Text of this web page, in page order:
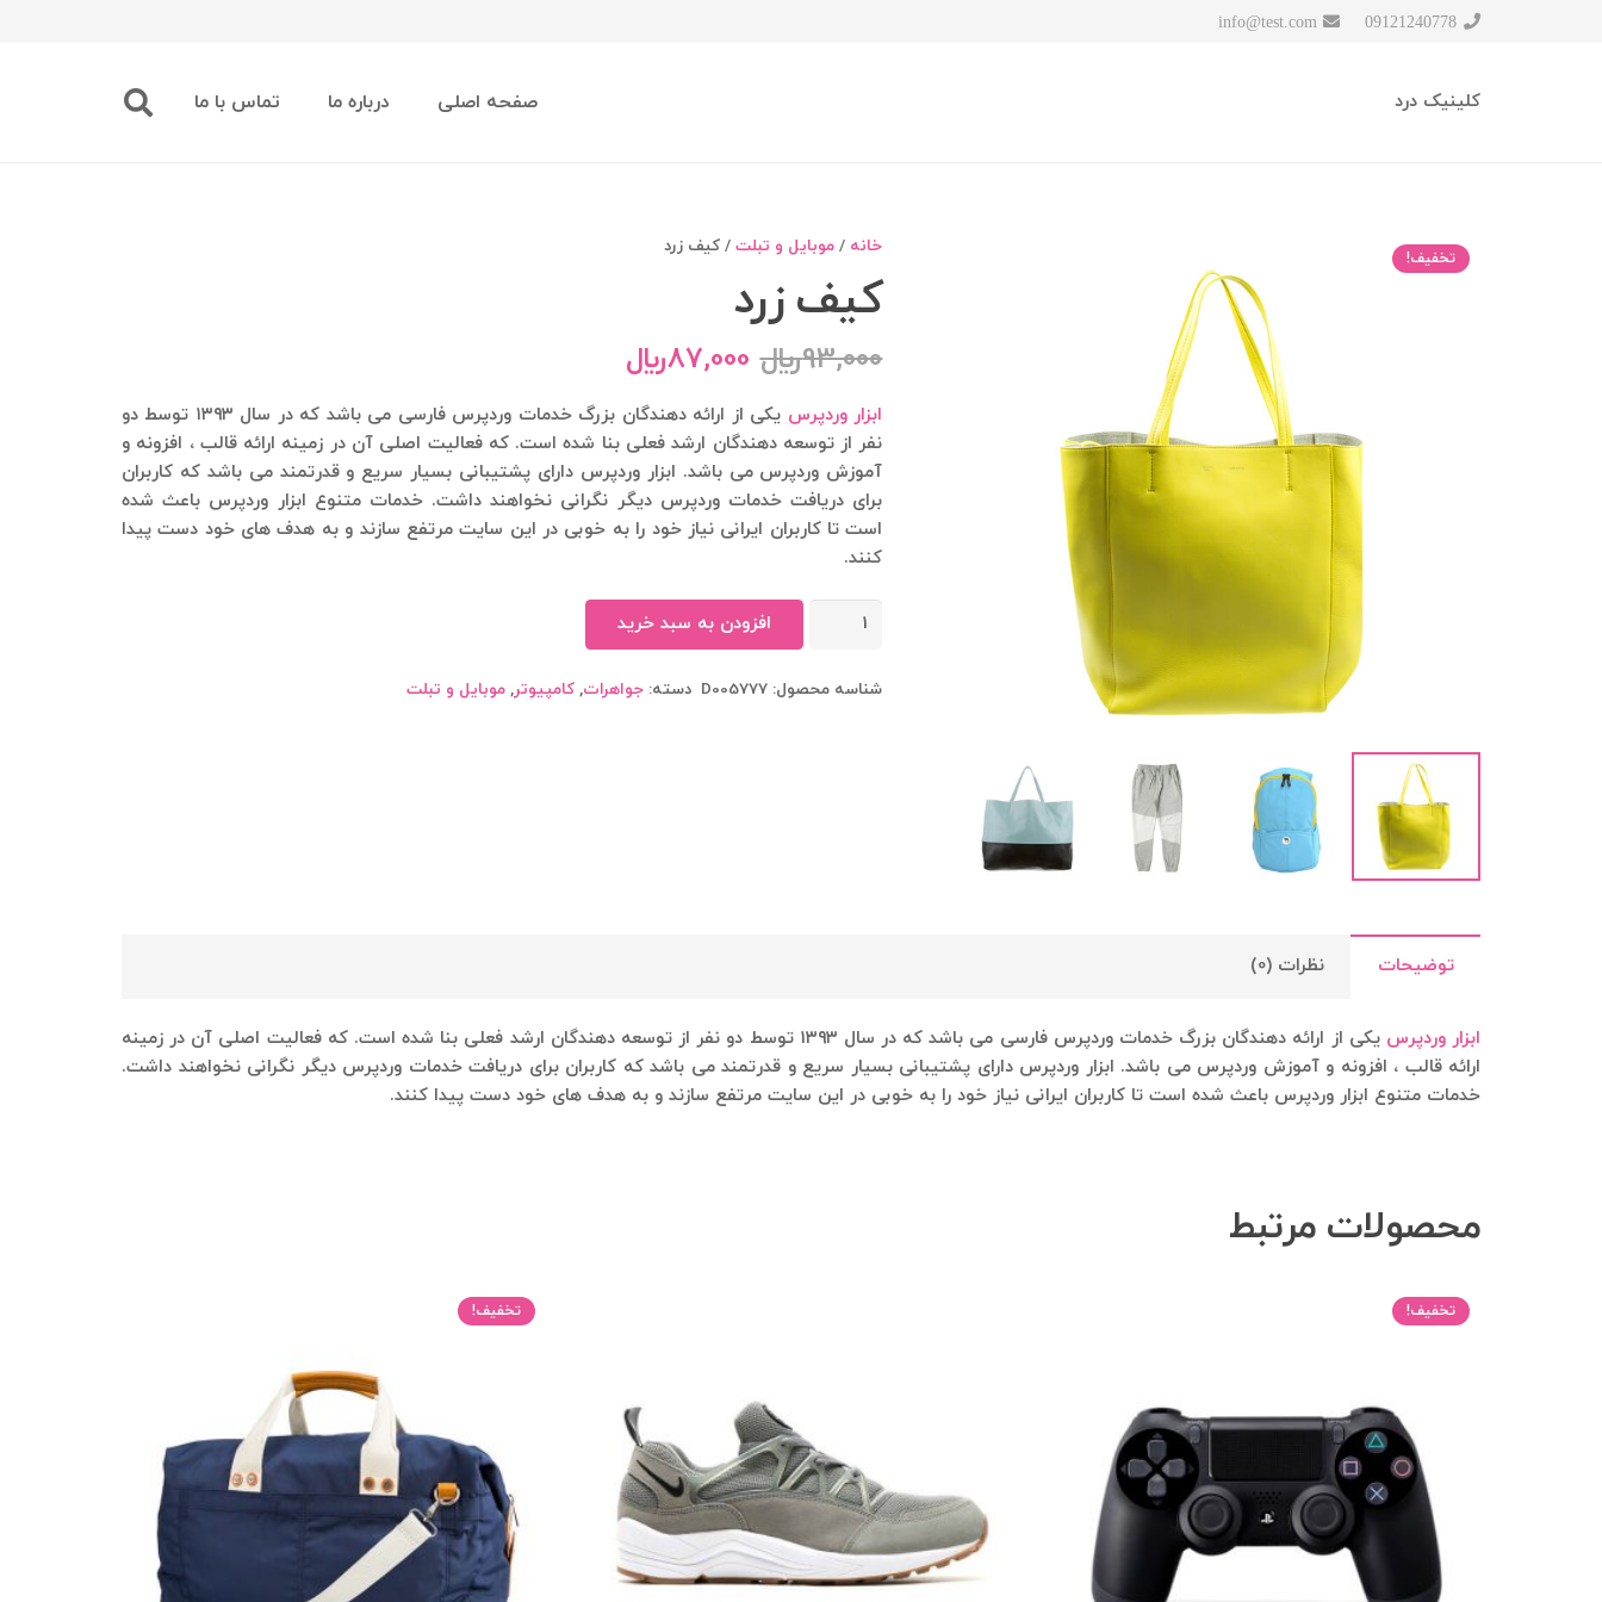
09121240778
info@test.com
کلینیک درد صفحه اصلی درباره ما تماس با ما
تخفیف!
خانه / موبایل و تبلت/ کیف زرد
کیف زرد
93,000﷼ 87,000﷼
ابزار وردپرس
یکی از ارائه دهندگان بزرگ خدمات وردپرس فارسی می باشد که در سال ۱۳۹۳ توسط دو
نفر از توسعه دهندگان ارشد فعلی بنا شده است. که فعالیت اصلی آن در زمینه ارائه قالب ، افزونه و
آموزش وردپرس می باشد. ابزار وردپرس دارای پشتیبانی بسیار سریع و قدرتمند می باشد که کاربران
برای دریافت خدمات وردپرس دیگر نگرانی نخواهند داشت. خدمات متنوع ابزار وردپرس باعث شده
است تا کاربران ایرانی نیاز خود را به خوبی در این سایت مرتفع سازند و به هدف های خود دست پیدا
کنند.
کیف
افزودن به سبد خرید
شناسه محصول: D005777 دسته:جواهرات,کامپیوتر,موبایل و تبلت
توضیحات نظرات (0)
ابزار وردپرس
یکی از ارائه دهندگان بزرگ خدمات وردپرس فارسی می باشد که در سال ۱۳۹۳ توسط دو نفر از توسعه دهندگان ارشد فعلی بنا شده است. که فعالیت اصلی آن در زمینه
ارائه قالب ، افزونه و آموزش وردپرس می باشد. ابزار وردپرس دارای پشتیبانی بسیار سریع و قدرتمند می باشد که کاربران برای دریافت خدمات وردپرس دیگر نگرانی نخواهند داشت.
خدمات متنوع ابزار وردپرس باعث شده است تا کاربران ایرانی نیاز خود را به خوبی در این سایت مرتفع سازند و به هدف های خود دست پیدا کنند.
محصولات مرتبط
تخفیف! تخفیف!